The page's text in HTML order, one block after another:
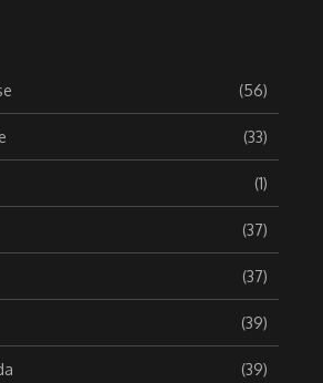
(56)
(33)
(1)
(37)
(37)
(39)
(39)